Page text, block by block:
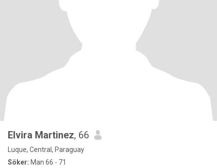
Elvira Martinez, 66
Luque, Central, Paraguay
Söker: Man 66 - 71